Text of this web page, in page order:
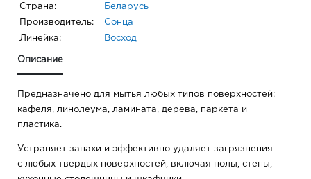
Страна: Беларусь
Производитель: Сонца
Линейка: Восход
Описание
Предназначено для мытья любых типов поверхностей:
кафеля, линолеума, ламината, дерева, паркета и
пластика.
Устраняет запахи и эффективно удаляет загрязнения
с любых твердых поверхностей, включая полы, стены,